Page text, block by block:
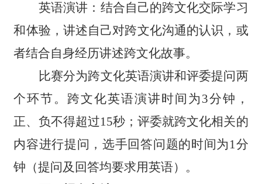
英语演讲：结合自己的跨文化交际学习
和体验，讲述自己对跨文化沟通的认识，或
者结合自身经历讲述跨文化故事。
比赛分为跨文化英语演讲和评委提问两
个环节。跨文化英语演讲时间为3分钟，
正、负不得超过15秒；评委就跨文化相关的
内容进行提问，选手回答问题的时间为1分
钟（提问及回答均要求用英语）。